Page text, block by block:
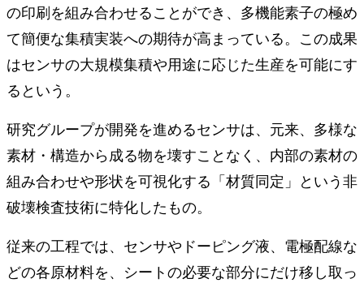
の印刷を組み合わせることができ、多機能素子の極め
て簡便な集積実装への期待が高まっている。この成果
はセンサの大規模集積や用途に応じた生産を可能にす
るという。
研究グループが開発を進めるセンサは、元来、多様な
素材・構造から成る物を壊すことなく、内部の素材の
組み合わせや形状を可視化する「材質同定」という非
破壊検査技術に特化したもの。
従来の工程では、センサやドーピング液、電極配線な
どの各原材料を、シートの必要な部分にだけ移し取っ